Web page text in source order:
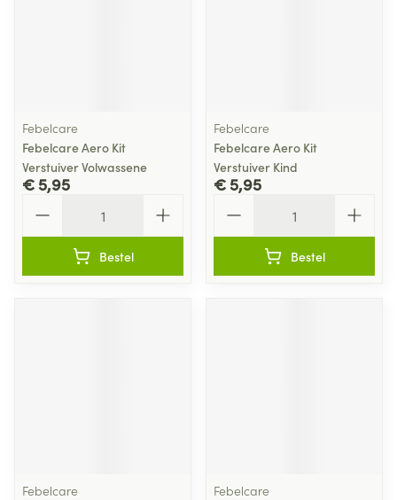
Febelcare
Febelcare Aero Kit
Verstuiver Volwassene
€ 5,95
Bestel
Febelcare
Febelcare Aero Kit
Verstuiver Kind
€ 5,95
Bestel
Febelcare
Febelcare